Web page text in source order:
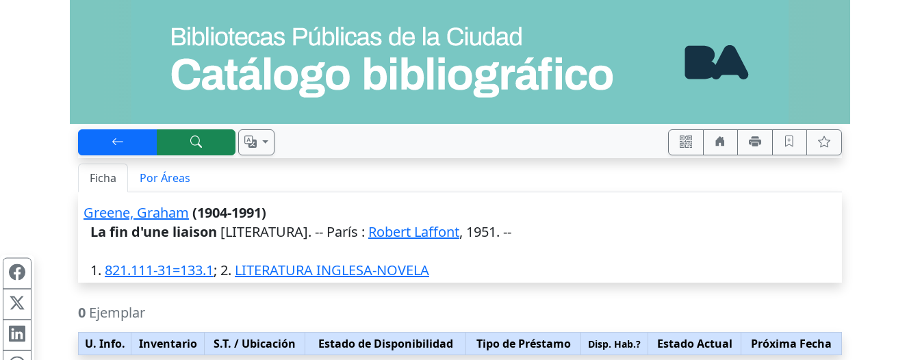
Ficha Por Áreas
Greene, Graham (1904-1991)
La fin d'une liaison [LITERATURA]. -- París : Robert Laffont, 1951. --
1. 821.111-31=133.1; 2. LITERATURA INGLESA-NOVELA
0 Ejemplar
U. Info. Inventario S.T. / Ubicación Estado de Disponibilidad Tipo de Préstamo Disp. Hab.? Estado Actual Próxima Fecha